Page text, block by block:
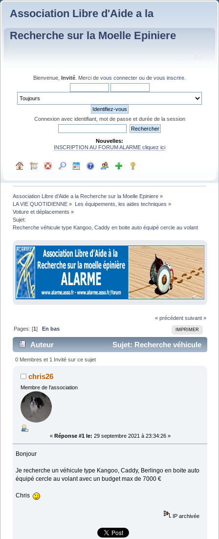
Association Libre d'Aide a la
Recherche sur la Moelle Epiniere
Bienvenue, Invité . Merci de vous connecter ou de vous inscrire
Connexion avec identifiant, mot de passe et durée de la session
Nouvelles:
INSCRIPTION AU FORUM ALARME cliquez ici
Association Libre d'Aide a la Recherche sur la Moelle Epiniere »
LA VIE QUOTIDIENNE » Les équipements, les aides techniques »
Voiture et déplacements »
Sujet:
Recherche véhicule type Kangoo, Caddy en boite auto équipé cercle au volant
« précédent suivant »
IMPRIMER
Pages: [1] En bas
Auteur
Sujet: Recherche véhicule
type Kangoo, Caddy en boite auto équipé cercle au
volant (Lu 8643 fois)
0 Membres et 1 Invité sur ce sujet
chris26
Membre de l'association
« Réponse #1 le: 29 septembre 2021 à 23:34:26 »
Bonjour
Je recherche un véhicule type Kangoo, Caddy, Berlingo en boite auto
équipé cercle au volant avec un budget max de 7000 €
Chris
IP archivée